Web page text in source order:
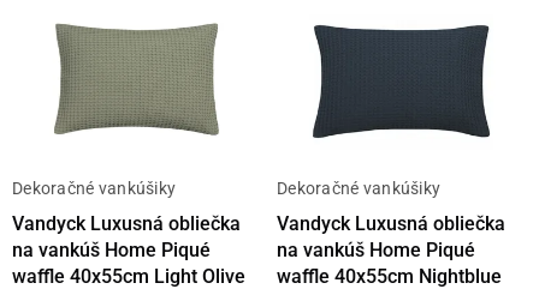
Dekoračné vankúšiky
Vandyck Luxusná obliečka
na vankúš Home Piqué
waffle 40x55cm Light Olive
Dekoračné vankúšiky
Vandyck Luxusná obliečka
na vankúš Home Piqué
waffle 40x55cm Nightblue